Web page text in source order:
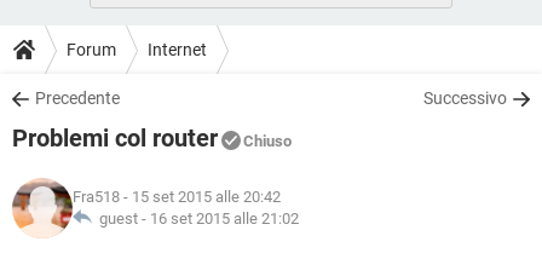
INTRATTENIMENTO
iOS
INSTAGRAM WHATSAPP
TIKTOK
HARDWARE
GUIDE
COVID-19
INSTAGRAM
TIKTOK
DOWNLOAD
COVID-19 GAMING
INTRATTENIMENTO
iOS WINDOWS 10
COVID-19
INTRATTENIMENTO
GLOSSARIO
Forum Internet
Precedente Successivo
Problemi col router Chiuso
Fra518 - 15 set 2015 alle 20:42
guest - 16 set 2015 alle 21:02